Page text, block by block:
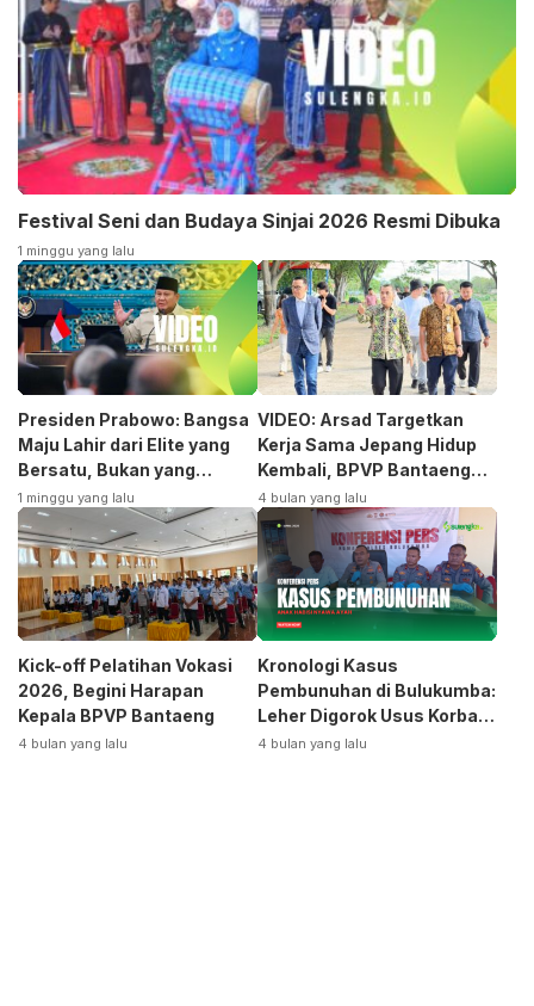
Festival Seni dan Budaya Sinjai 2026 Resmi Dibuka
1 minggu yang lalu
Presiden Prabowo: Bangsa
Maju Lahir dari Elite yang
Bersatu, Bukan yang
Terpecah
1 minggu yang lalu
VIDEO: Arsad Targetkan
Kerja Sama Jepang Hidup
Kembali, BPVP Bantaeng
Siap Bangkitkan Jurusan
Otomotif
4 bulan yang lalu
Kick-off Pelatihan Vokasi
2026, Begini Harapan
Kepala BPVP Bantaeng
4 bulan yang lalu
Kronologi Kasus
Pembunuhan di Bulukumba:
Leher Digorok Usus Korban
Dikeluarkan
4 bulan yang lalu